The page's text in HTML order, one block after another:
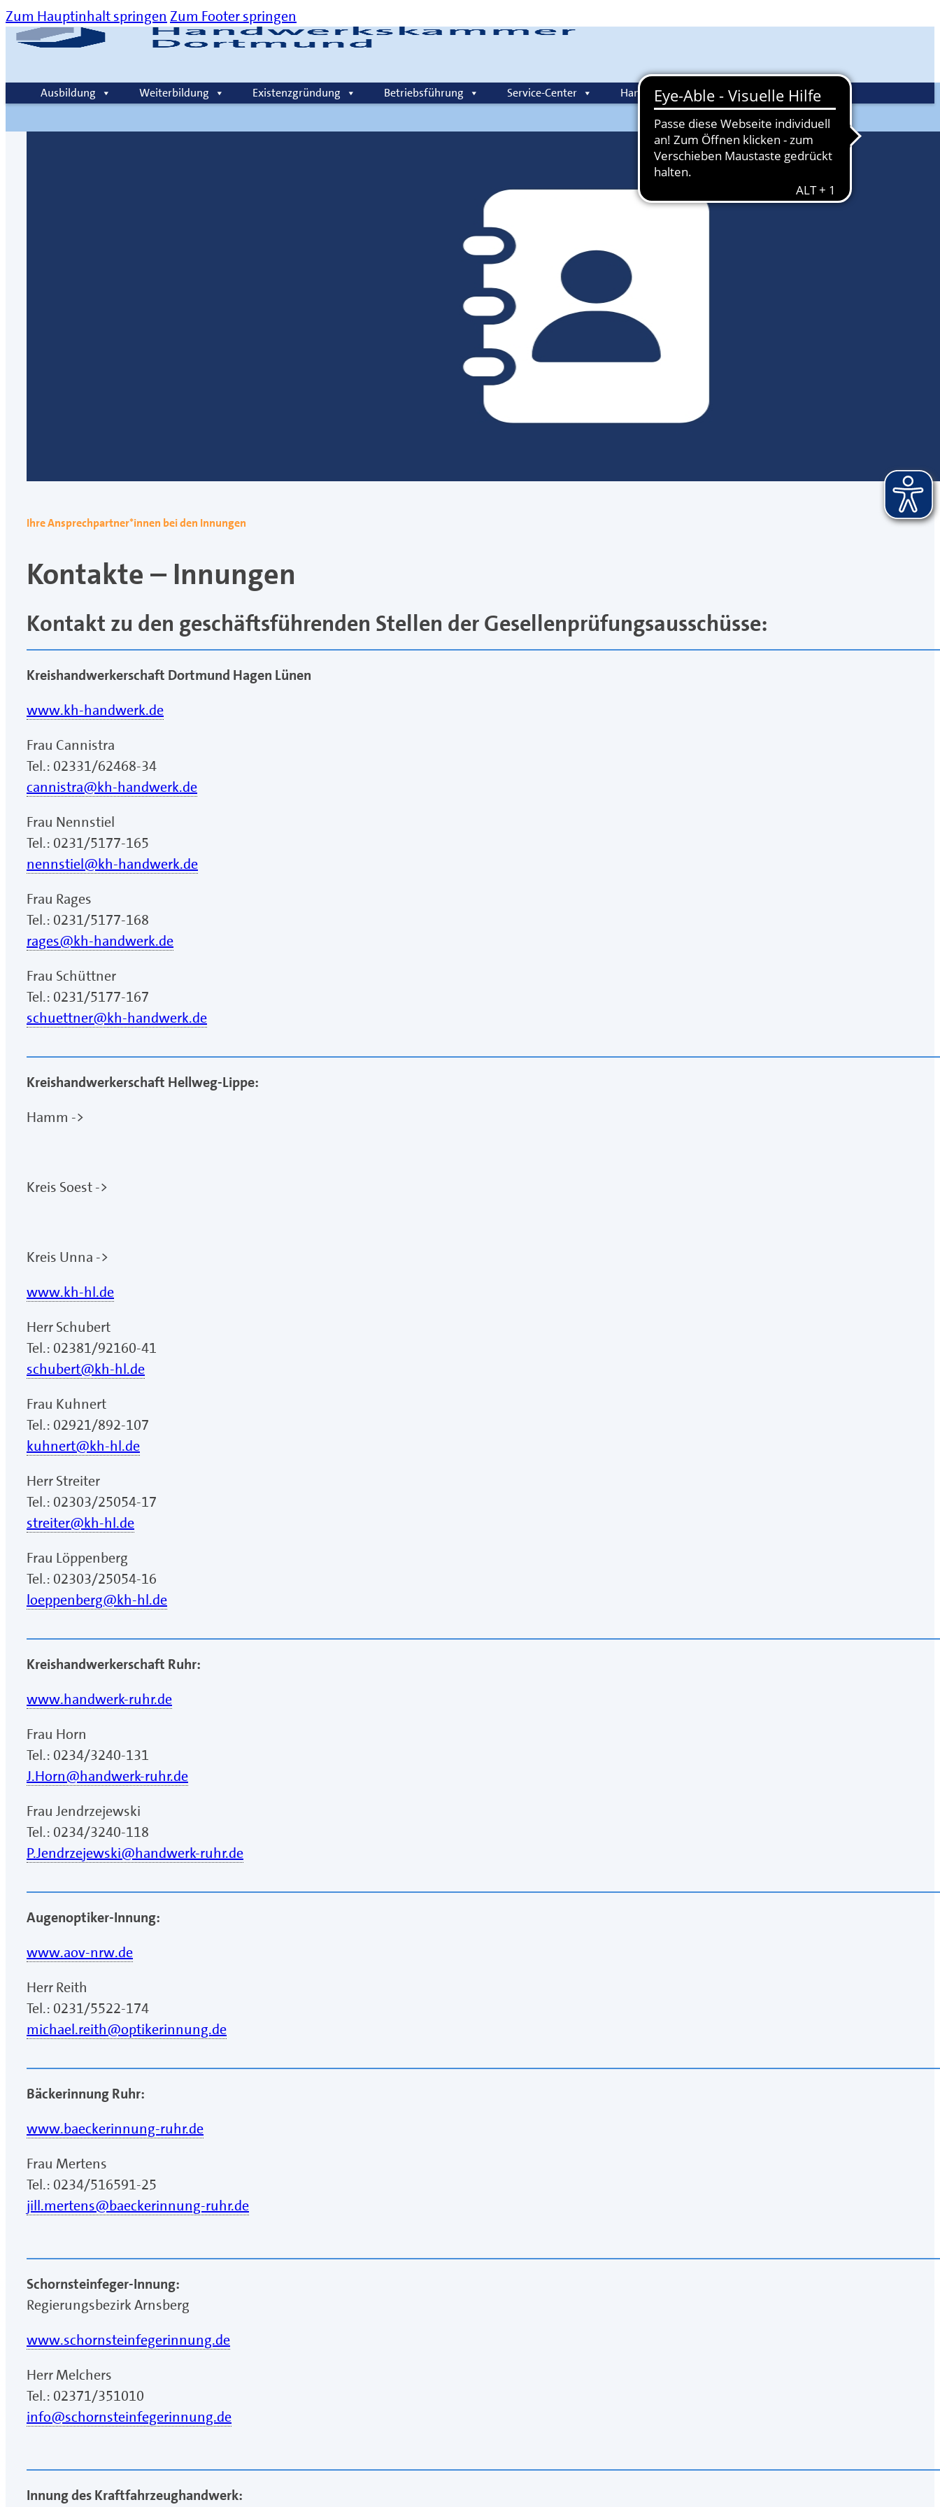
Zum Hauptinhalt springen Zum Footer springen
Über uns Kommunikation Karriere Kontakt Login
Ausbildung Weiterbildung Existenzgründung Betriebsführung Service-Center Handwerkspolitik Ehrenamt
Suche
Ihre Ansprechpartner*innen bei den Innungen
Kontakte – Innungen
Kontakt zu den geschäftsführenden Stellen der Gesellenprüfungsausschüsse:
Kreishandwerkerschaft Dortmund Hagen Lünen
www.kh-handwerk.de
Frau Cannistra
Tel.: 02331/62468-34
cannistra@kh-handwerk.de
Frau Nennstiel
Tel.: 0231/5177-165
nennstiel@kh-handwerk.de
Frau Rages
Tel.: 0231/5177-168
rages@kh-handwerk.de
Frau Schüttner
Tel.: 0231/5177-167
schuettner@kh-handwerk.de
Kreishandwerkerschaft Hellweg-Lippe:
Hamm ->
Kreis Soest ->
Kreis Unna ->
www.kh-hl.de
Herr Schubert
Tel.: 02381/92160-41
schubert@kh-hl.de
Frau Kuhnert
Tel.: 02921/892-107
kuhnert@kh-hl.de
Herr Streiter
Tel.: 02303/25054-17
streiter@kh-hl.de
Frau Löppenberg
Tel.: 02303/25054-16
loeppenberg@kh-hl.de
Kreishandwerkerschaft Ruhr:
www.handwerk-ruhr.de
Frau Horn
Tel.: 0234/3240-131
J.Horn@handwerk-ruhr.de
Frau Jendrzejewski
Tel.: 0234/3240-118
P.Jendrzejewski@handwerk-ruhr.de
Augenoptiker-Innung:
www.aov-nrw.de
Herr Reith
Tel.: 0231/5522-174
michael.reith@optikerinnung.de
Bäckerinnung Ruhr:
www.baeckerinnung-ruhr.de
Frau Mertens
Tel.: 0234/516591-25
jill.mertens@baeckerinnung-ruhr.de
Schornsteinfeger-Innung:
Regierungsbezirk Arnsberg
www.schornsteinfegerinnung.de
Herr Melchers
Tel.: 02371/351010
info@schornsteinfegerinnung.de
Innung des Kraftfahrzeughandwerk: